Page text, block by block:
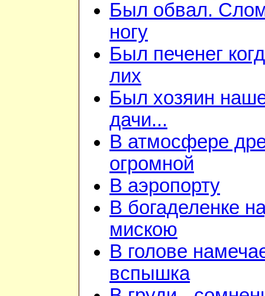
Был обвал.
ногу
Был печенег
лих
Был хозяин
дачи...
В атмосфере
огромной
В аэропорту
В богаделенке
мискою
В голове
вспышка